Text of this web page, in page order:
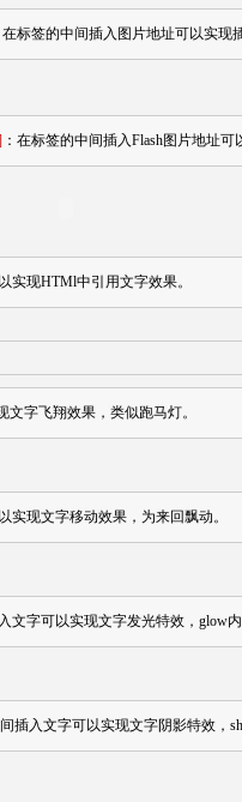
在标签的中间插入图片地址可以实现
：在标签的中间插入Flash图片地址可
实现HTMl中引用文字效果。
文字飞翔效果，类似跑马灯。
实现文字移动效果，为来回飘动。
文字可以实现文字发光特效，glow
间插入文字可以实现文字阴影特效，